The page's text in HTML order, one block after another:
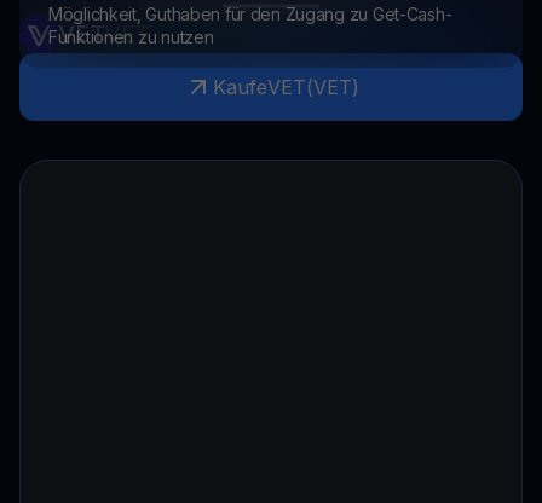
Möglichkeit, Guthaben für den Zugang zu Get-Cash-
Funktionen zu nutzen
VETVET
KaufeVET(VET)